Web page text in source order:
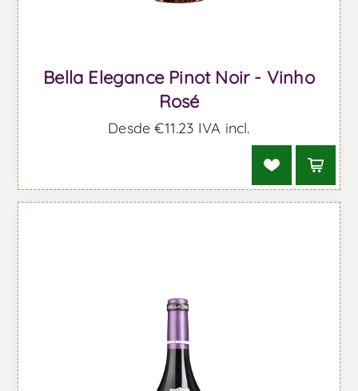
Bella Elegance Pinot Noir - Vinho
Rosé
Desde €11,23 IVA incl.